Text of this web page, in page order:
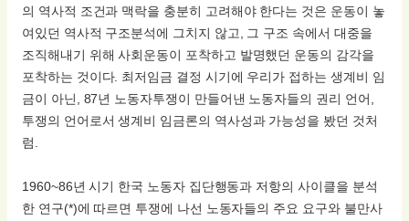
의 역사적 조건과 맥락을 충분히 고려해야 한다는 것은 운동이 놓
여있던 역사적 구조분석에 그치지 않고, 그 구조 속에서 대중을
조직해내기 위해 사회운동이 포착하고 발명했던 운동의 감각을
포착하는 것이다. 최저임금 결정 시기에 우리가 접하는 생계비 임
금이 아닌, 87년 노동자투쟁이 만들어낸 노동자들의 권리 언어,
투쟁의 언어로서 생계비 임금론의 역사성과 가능성을 봤던 것처
럼.
1960~86년 시기 한국 노동자 집단행동과 저항의 사이클을 분석
한 연구(*)에 따르면 투쟁에 나선 노동자들의 주요 요구와 불만사